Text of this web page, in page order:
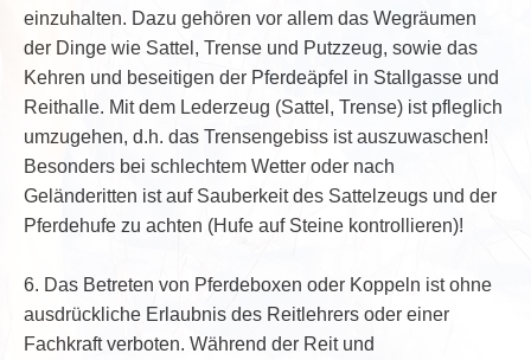
einzuhalten. Dazu gehören vor allem das Wegräumen
der Dinge wie Sattel, Trense und Putzzeug, sowie das
Kehren und beseitigen der Pferdeäpfel in Stallgasse und
Reithalle. Mit dem Lederzeug (Sattel, Trense) ist pfleglich
umzugehen, d.h. das Trensengebiss ist auszuwaschen!
Besonders bei schlechtem Wetter oder nach
Geländeritten ist auf Sauberkeit des Sattelzeugs und der
Pferdehufe zu achten (Hufe auf Steine kontrollieren)!
6. Das Betreten von Pferdeboxen oder Koppeln ist ohne
ausdrückliche Erlaubnis des Reitlehrers oder einer
Fachkraft verboten. Während der Reit und